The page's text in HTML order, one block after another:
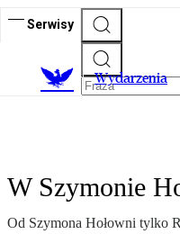
Serwisy
Wydarzenia
W Szymonie
Od Szymona Hołowni tylko